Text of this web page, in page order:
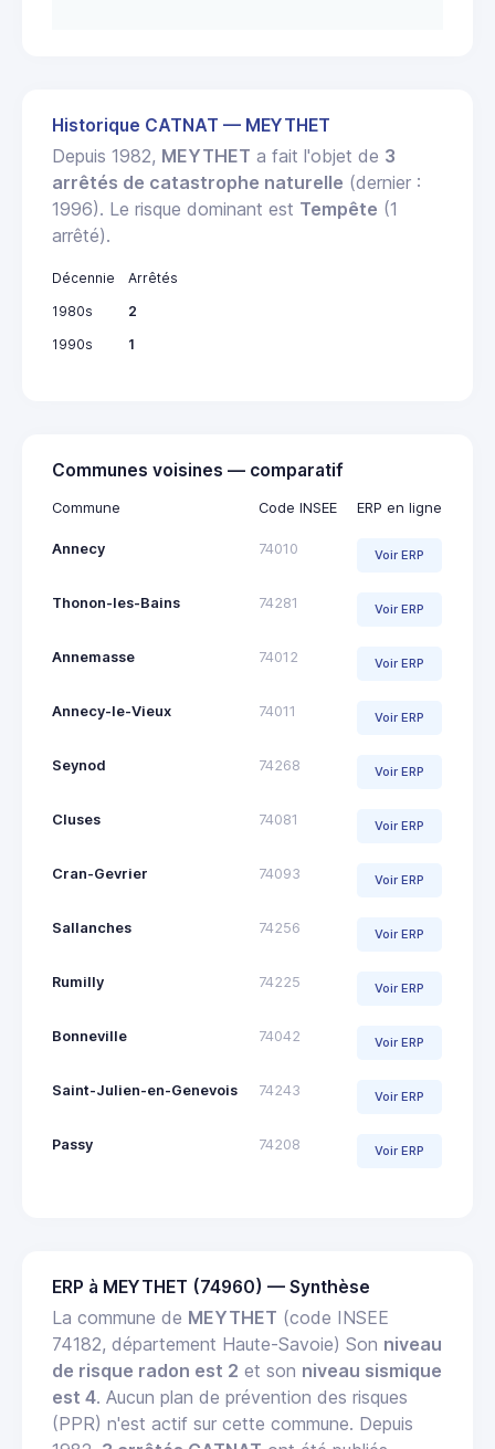
Historique CATNAT — MEYTHET
Depuis 1982, MEYTHET a fait l'objet de 3
arrêtés de catastrophe naturelle (dernier :
1996). Le risque dominant est Tempête (1
arrêté).
Décennie
Arrêtés
1980s
2
1990s
1
Communes voisines — comparatif
Commune Code INSEE ERP en ligne
Annecy 74010 Voir ERP
Thonon-les-Bains 74281 Voir ERP
Annemasse 74012 Voir ERP
Annecy-le-Vieux 74011 Voir ERP
Seynod 74268 Voir ERP
Cluses 74081 Voir ERP
Cran-Gevrier 74093 Voir ERP
Sallanches 74256 Voir ERP
Rumilly 74225 Voir ERP
Bonneville 74042 Voir ERP
Saint-Julien-en-Genevois 74243 Voir ERP
Passy 74208 Voir ERP
ERP à MEYTHET (74960) — Synthèse
La commune de MEYTHET (code INSEE
74182, département Haute-Savoie) Son niveau
de risque radon est 2 et son niveau sismique
est 4. Aucun plan de prévention des risques
(PPR) n'est actif sur cette commune. Depuis